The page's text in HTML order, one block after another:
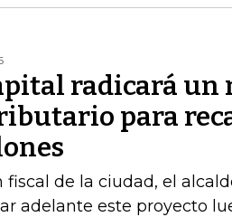
radicará un
para
de la ciudad, el
adelante este proyecto